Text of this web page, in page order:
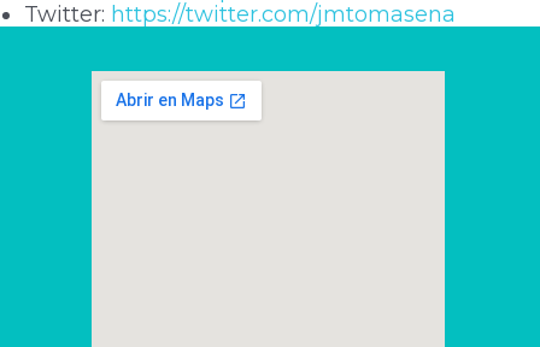
Twitter: https://twitter.com/jmtomasena